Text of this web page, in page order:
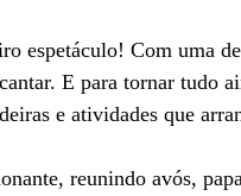
espetáculo! Com uma
E para tornar tudo
e atividades que
reunindo avós,